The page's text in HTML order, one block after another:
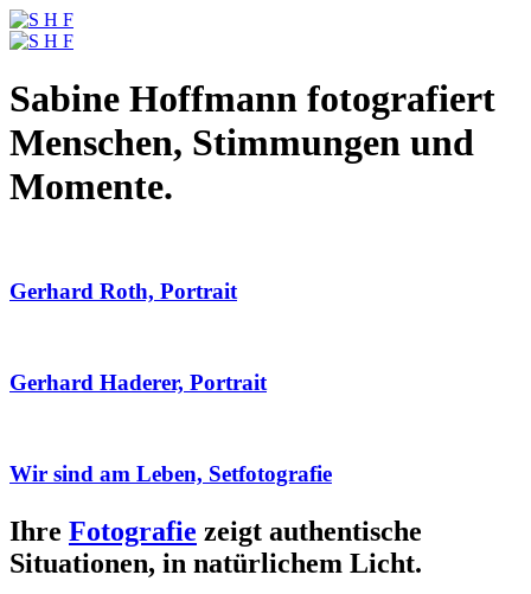
Sabine Hoffmann fotografiert
Menschen, Stimmungen und
Momente.
Gerhard Roth, Portrait
Gerhard Haderer, Portrait
Wir sind am Leben, Setfotografie
Ihre Fotografie zeigt authentische
Situationen, in natürlichem Licht.